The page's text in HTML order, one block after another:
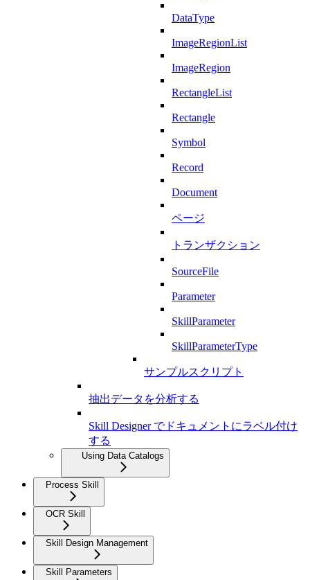
DataType
ImageRegionList
ImageRegion
RectangleList
Rectangle
Symbol
Record
Document
ページ
トランザクション
SourceFile
Parameter
SkillParameter
SkillParameterType
サンプルスクリプト
抽出データを分析する
Skill Designer でドキュメントにラベル付け
する
Using Data Catalogs
Process Skill
OCR Skill
Skill Design Management
Skill Parameters